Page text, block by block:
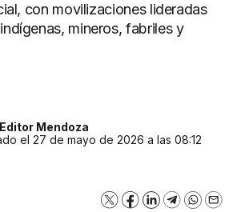
con movilizaciones lideradas
mineros, fabriles y
Mendoza
el 27 de mayo de 2026 a las 08:12
X Facebook
LinkedInTelegram